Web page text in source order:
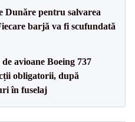
Dunăre pentru salvarea
barjă va fi scufundată
avioane Boeing 737
obligatorii, după
în fuselaj